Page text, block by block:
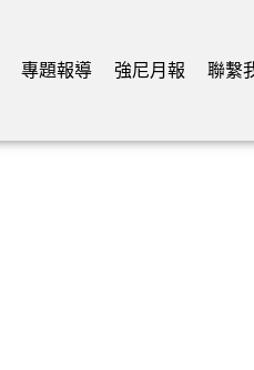
專題報導 強尼月報 聯繫